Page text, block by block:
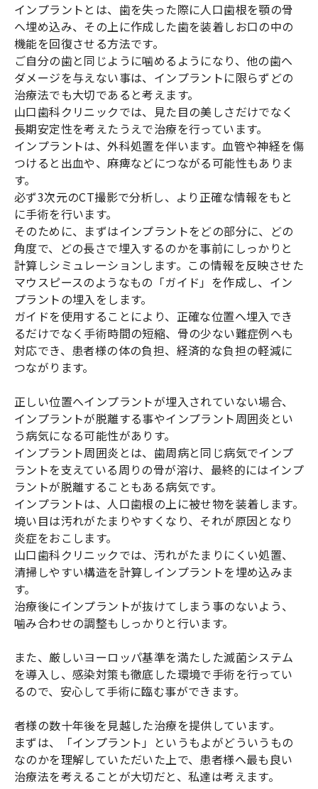
インプラントとは、歯を失った際に人口歯根を顎の骨
へ埋め込み、その上に作成した歯を装着しお口の中の
機能を回復させる方法です。
ご自分の歯と同じように噛めるようになり、他の歯へ
ダメージを与えない事は、インプラントに限らずどの
治療法でも大切であると考えます。
山口歯科クリニックでは、見た目の美しさだけでなく
長期安定性を考えたうえで治療を行っています。
インプラントは、外科処置を伴います。血管や神経を傷
つけると出血や、麻痺などにつながる可能性もありま
す。
必ず3次元のCT撮影で分析し、より正確な情報をもと
に手術を行います。
そのために、まずはインプラントをどの部分に、どの
角度で、どの長さで埋入するのかを事前にしっかりと
計算しシミュレーションします。この情報を反映させた
マウスピースのようなもの「ガイド」を作成し、イン
プラントの埋入をします。
ガイドを使用することにより、正確な位置へ埋入でき
るだけでなく手術時間の短縮、骨の少ない難症例へも
対応でき、患者様の体の負担、経済的な負担の軽減に
つながります。
正しい位置へインプラントが埋入されていない場合、
インプラントが脱離する事やインプラント周囲炎とい
う病気になる可能性がありす。
インプラント周囲炎とは、歯周病と同じ病気でインプ
ラントを支えている周りの骨が溶け、最終的にはインプ
ラントが脱離することもある病気です。
インプラントは、人口歯根の上に被せ物を装着します。
境い目は汚れがたまりやすくなり、それが原因となり
炎症をおこします。
山口歯科クリニックでは、汚れがたまりにくい処置、
清掃しやすい構造を計算しインプラントを埋め込みま
す。
治療後にインプラントが抜けてしまう事のないよう、
噛み合わせの調整もしっかりと行います。
また、厳しいヨーロッパ基準を満たした滅菌システム
を導入し、感染対策も徹底した環境で手術を行ってい
るので、安心して手術に臨む事ができます。
者様の数十年後を見越した治療を提供しています。
まずは、「インプラント」というもよがどういうもの
なのかを理解していただいた上で、患者様へ最も良い
治療法を考えることが大切だと、私達は考えます。